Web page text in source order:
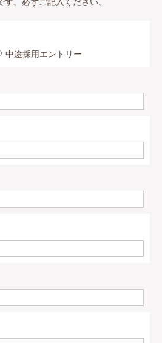
中途採用エントリー